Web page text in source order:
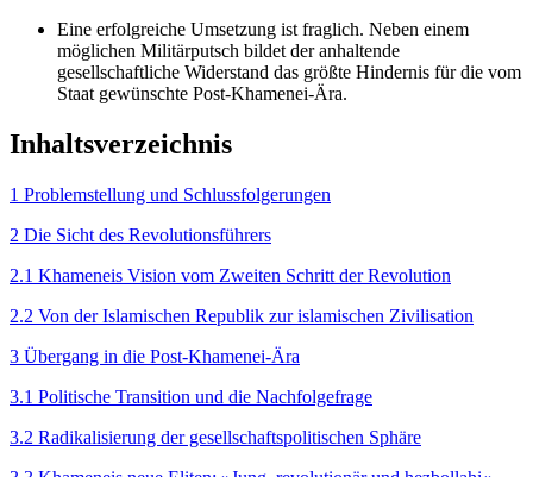
Eine erfolgreiche Umsetzung ist fraglich. Neben einem
möglichen Militärputsch bildet der anhaltende
gesellschaftliche Widerstand das größte Hindernis für die vom
Staat gewünschte Post-Khamenei-Ära.
Inhaltsverzeichnis
1 Problemstellung und Schlussfolgerungen
2 Die Sicht des Revolutionsführers
2.1 Khameneis Vision vom Zweiten Schritt der Revolution
2.2 Von der Islamischen Republik zur islamischen Zivilisation
3 Übergang in die Post-Khamenei-Ära
3.1 Politische Transition und die Nachfolgefrage
3.2 Radikalisierung der gesellschaftspolitischen Sphäre